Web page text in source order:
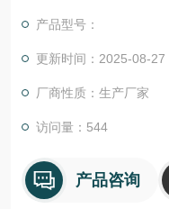
产品型号：
更新时间：2025-08-27
厂商性质：生产厂家
访问量：544
产品咨询